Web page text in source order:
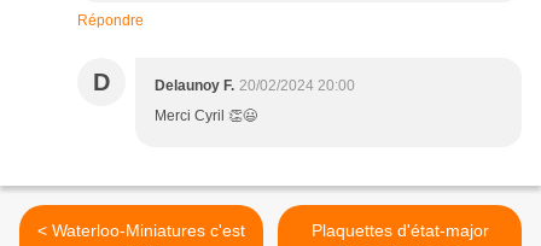
Répondre
D Delaunoy F. 20/02/2024 20:00
Merci Cyril 👏😃
< Waterloo-Miniatures c'est
Plaquettes d'état-major